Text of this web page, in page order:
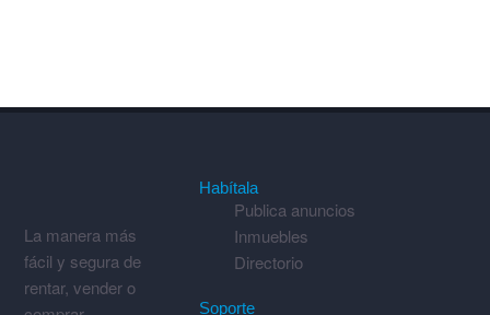
La manera más
fácil y segura de
rentar, vender o
Habítala
Publica anuncios
Inmuebles
Directorio
Soporte